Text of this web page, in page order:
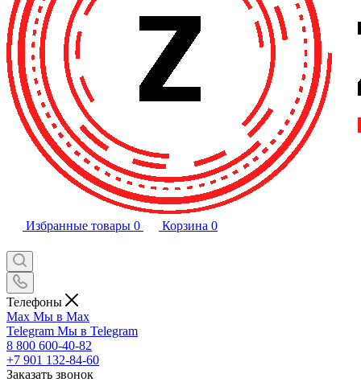
Избранные товары 0 Корзина 0
Телефоны
Max Мы в Max
Telegram Мы в Telegram
8 800 600-40-82
+7 901 132-84-60
Заказать звонок